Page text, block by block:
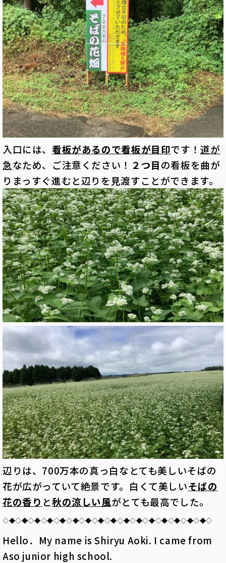
入口には、看板があるので看板が目印です！道が
急なため、ご注意ください！ ２つ目の看板を曲が
りまっすぐ進むと辺りを見渡すことができます。
辺りは、700万本の真っ白なとても美しいそばの
花が広がっていて絶景です。白くて美しいそばの
花の香り と秋の涼しい風がとても最高でした。
◇◆◇◆◇◆◇◆◇◆◇◆◇◆◇◆◇◆◇◆◇◆◇◆◇◆◇◆◇◆◇◆◇
Hello．My name is Shiryu Aoki. I came from
Aso junior high school.